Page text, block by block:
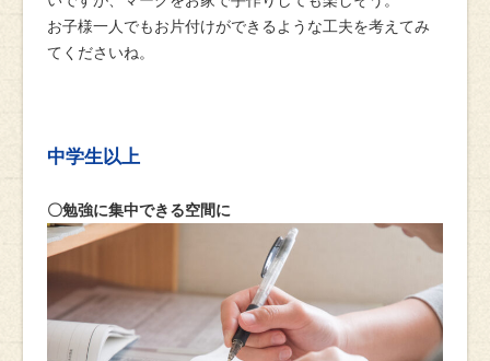
お子様一人でもお片付けができるような工夫を考えてみ
てくださいね。
中学生以上
〇勉強に集中できる空間に